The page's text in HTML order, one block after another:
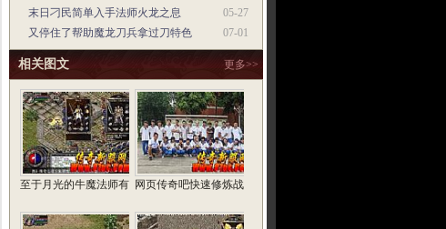
05-27
末日刁民简单入手法师火龙之息
07-01
又停住了帮助魔龙刀兵拿过刀特色
相关图文 更多>>
至于月光的牛魔法师有 网页传奇吧快速修炼战